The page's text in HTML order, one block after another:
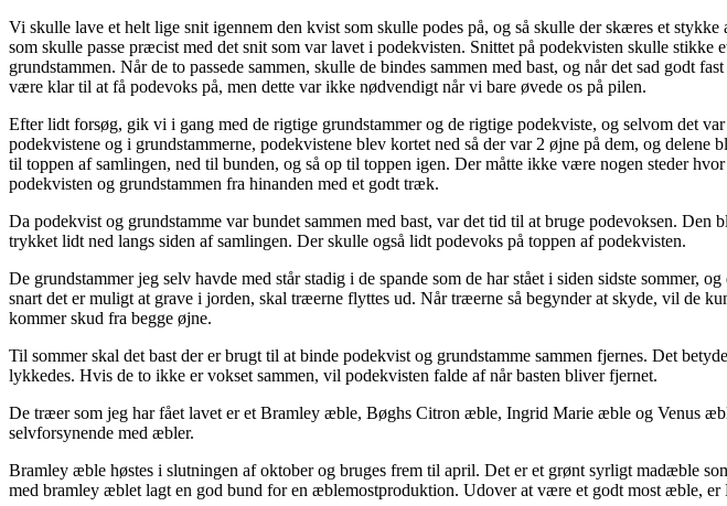
Vi skulle lave et helt lige snit igennem den kvist som skulle podes på, og så skulle der skæres et
som skulle passe præcist med det snit som var lavet i podekvisten. Snittet på podekvisten skulle
grundstammen. Når de to passede sammen, skulle de bindes sammen med bast, og når det sad godt
være klar til at få podevoks på, men dette var ikke nødvendigt når vi bare øvede os på pilen.
Efter lidt forsøg, gik vi i gang med de rigtige grundstammer og de rigtige podekviste, og selvom det
podekvistene og i grundstammerne, podekvistene blev kortet ned så der var 2 øjne på dem, og
til toppen af samlingen, ned til bunden, og så op til toppen igen. Der måtte ikke være nogen steder
podekvisten og grundstammen fra hinanden med et godt træk.
Da podekvist og grundstamme var bundet sammen med bast, var det tid til at bruge podevoksen. Den
trykket lidt ned langs siden af samlingen. Der skulle også lidt podevoks på toppen af podekvisten.
De grundstammer jeg selv havde med står stadig i de spande som de har stået i siden sidste
snart det er muligt at grave i jorden, skal træerne flyttes ud. Når træerne så begynder at skyde, vil de
kommer skud fra begge øjne.
Til sommer skal det bast der er brugt til at binde podekvist og grundstamme sammen fjernes. Det
lykkedes. Hvis de to ikke er vokset sammen, vil podekvisten falde af når basten bliver fjernet.
De træer som jeg har fået lavet er et Bramley æble, Bøghs Citron æble, Ingrid Marie æble og Venus
selvforsynende med æbler.
Bramley æble høstes i slutningen af oktober og bruges frem til april. Det er et grønt syrligt madæble
med bramley æblet lagt en god bund for en æblemostproduktion. Udover at være et godt most æble,